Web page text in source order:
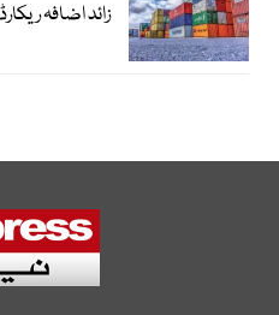
زائد اضافہ ریکارڈ